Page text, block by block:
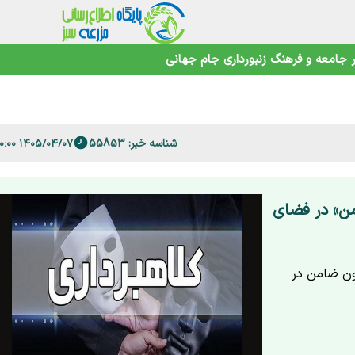
جامعه و فرهنگ زنبورداری جام جهانی
فارس
شناسه خبر: 55853 ۱۴۰۵/۰۴/۰۷ ۱۱:۰۰:۰۰
در فضای
ضامن در